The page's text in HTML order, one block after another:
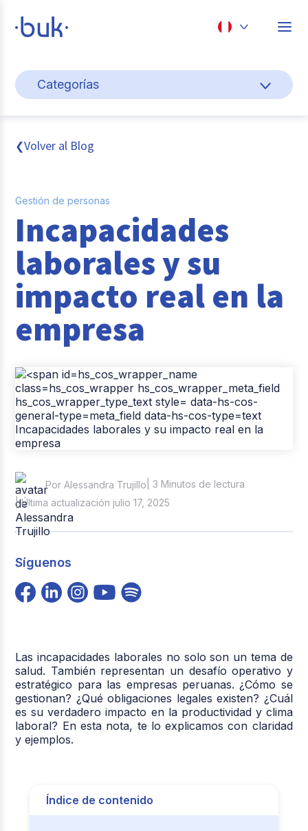
Perú
Categorías
Gestión de personas
Cultura y bienestar laboral
Sistema pagos y planillas
Entrevistas
Buk
Reclutamiento y selección de personal
Casos de éxito
Columna del Experto
Pago de nómina
Reclutamiento y Selección
❮Volver al Blog
Gestión de personas
Incapacidades
laborales y su
impacto real en la
empresa
Por Alessandra Trujillo | 3 Minutos de lectura
| Última actualización julio 17, 2025
Síguenos
Las incapacidades laborales no solo son un tema de
salud. También representan un desafío operativo y
estratégico para las empresas peruanas. ¿Cómo se
gestionan? ¿Qué obligaciones legales existen? ¿Cuál
es su verdadero impacto en la productividad y clima
laboral? En esta nota, te lo explicamos con claridad
y ejemplos.
Índice de contenido